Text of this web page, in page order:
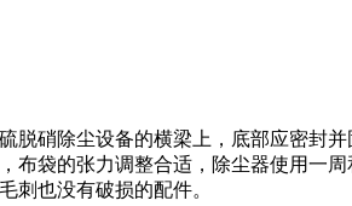
脱硝除尘设备的横梁上，底部应密封并
布袋的张力调整合适，除尘器使用一周
刺也没有破损的配件。